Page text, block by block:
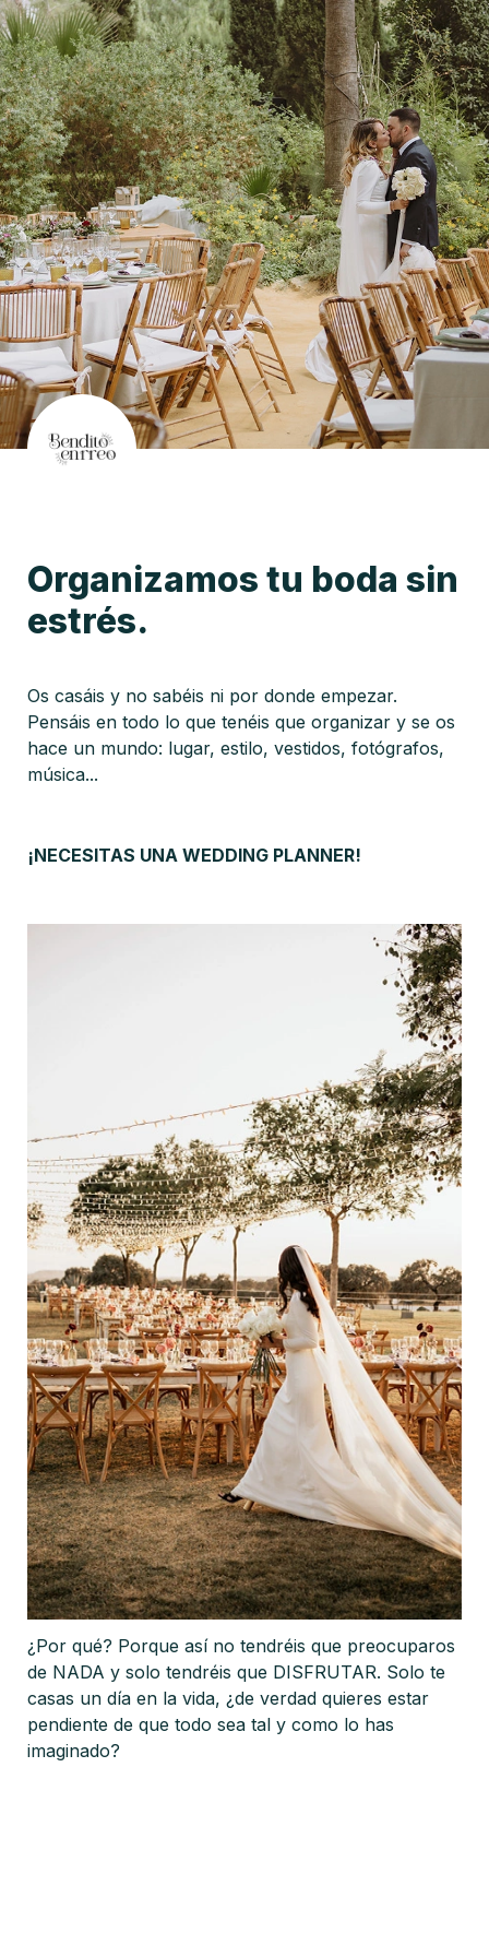
Organizamos tu boda sin
estrés.
Os casáis y no sabéis ni por donde empezar.
Pensáis en todo lo que tenéis que organizar y se os
hace un mundo: lugar, estilo, vestidos, fotógrafos,
música...
¡NECESITAS UNA WEDDING PLANNER!
¿Por qué? Porque así no tendréis que preocuparos
de NADA y solo tendréis que DISFRUTAR. Solo te
casas un día en la vida, ¿de verdad quieres estar
pendiente de que todo sea tal y como lo has
imaginado?